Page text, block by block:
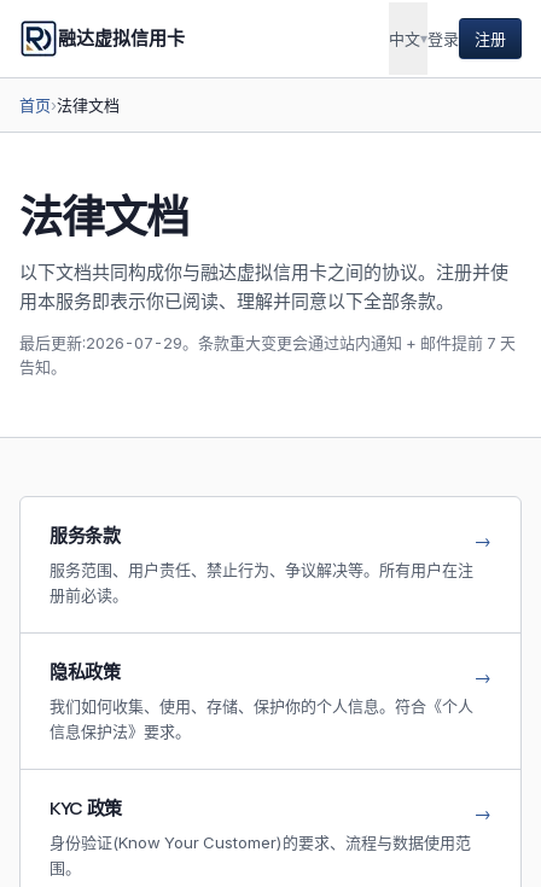
融达虚拟信用卡 中文▾登录 注册
首页›法律文档
法律文档
以下文档共同构成你与融达虚拟信用卡之间的协议。注册并使
用本服务即表示你已阅读、理解并同意以下全部条款。
最后更新:2026-07-29。条款重大变更会通过站内通知 + 邮件提前 7 天
告知。
服务条款
服务范围、用户责任、禁止行为、争议解决等。所有用户在注
册前必读。
→
隐私政策
我们如何收集、使用、存储、保护你的个人信息。符合《个人
信息保护法》要求。
→
KYC 政策
身份验证(Know Your Customer)的要求、流程与数据使用范
围。
→